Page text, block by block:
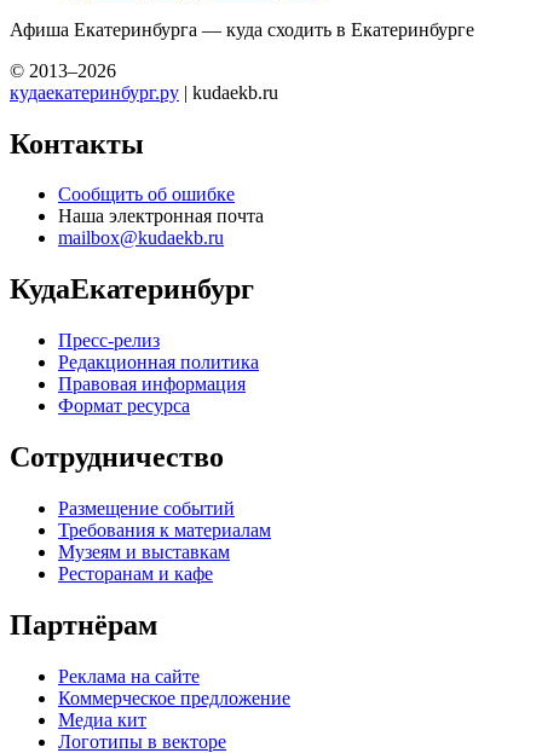
Афиша Екатеринбурга — куда сходить в Екатеринбурге
© 2013–2026
кудаекатеринбург.ру | kudaekb.ru
Контакты
Сообщить об ошибке
Наша электронная почта
mailbox@kudaekb.ru
КудаЕкатеринбург
Пресс-релиз
Редакционная политика
Правовая информация
Формат ресурса
Сотрудничество
Размещение событий
Требования к материалам
Музеям и выставкам
Ресторанам и кафе
Партнёрам
Реклама на сайте
Коммерческое предложение
Медиа кит
Логотипы в векторе